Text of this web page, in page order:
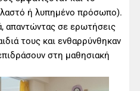
ή λυπημένο πρόσωπο).
απαντώντας σε ερωτήσεις
τους και ενθαρρύνθηκαν
στη μαθησιακή